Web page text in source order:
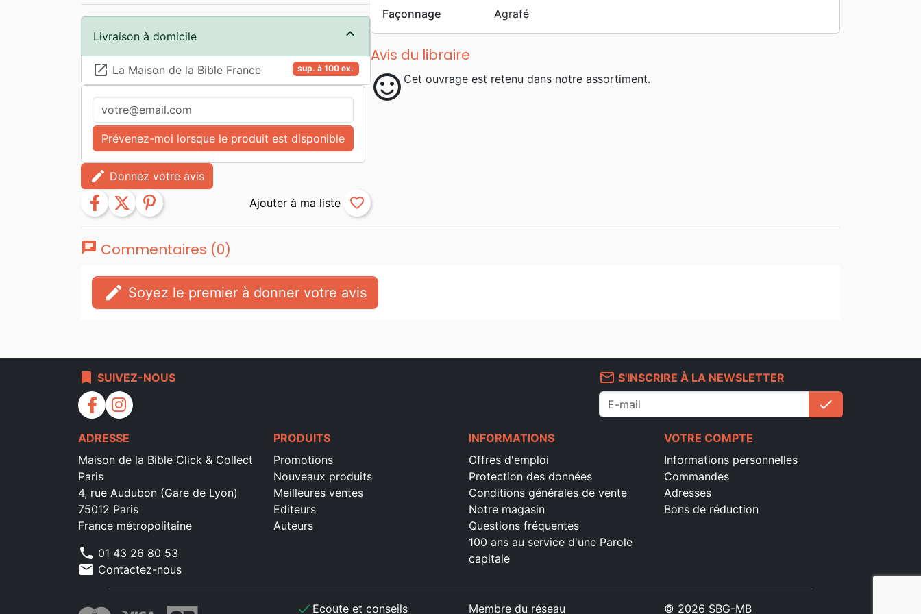
Façonnage
Agrafé
Avis du libraire
sentiment_satisfied Cet ouvrage est retenu dans notre assortiment.
Livraison à domicile
sup. à 100 ex.
launch La Maison de la Bible France
Prévenez-moi lorsque le produit est disponible
edit Donnez votre avis
facebook twitter pinterest favorite_border
chat Commentaires (0)
edit Soyez le premier à donner votre avis
bookmark SUIVEZ-NOUS
facebook instagram
mail_outline S'INSCRIRE À LA NEWSLETTER
check
ADRESSE
Maison de la Bible Click & Collect
Paris
4, rue Audubon (Gare de Lyon)
75012 Paris
France métropolitaine
phone 01 43 26 80 53
mail Contactez-nous
PRODUITS
Promotions
Nouveaux produits
Meilleures ventes
Editeurs
Auteurs
INFORMATIONS
Offres d'emploi
Protection des données
Conditions générales de vente
Notre magasin
Questions fréquentes
100 ans au service d'une Parole
capitale
VOTRE COMPTE
Informations personnelles
Commandes
Adresses
Bons de réduction
check Ecoute et conseils Membre du réseau © 2026 SBG-MB